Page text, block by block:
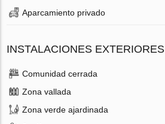
Aparcamiento privado
INSTALACIONES EXTERIORES
Comunidad cerrada
Zona vallada
Zona verde ajardinada